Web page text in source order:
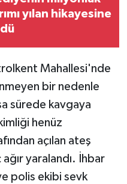
yılan hikayesine
Mahallesi'nde
bir nedenle
sürede kavgaya
henüz
açılan ateş
yaralandı. İhbar
polis ekibi sevk